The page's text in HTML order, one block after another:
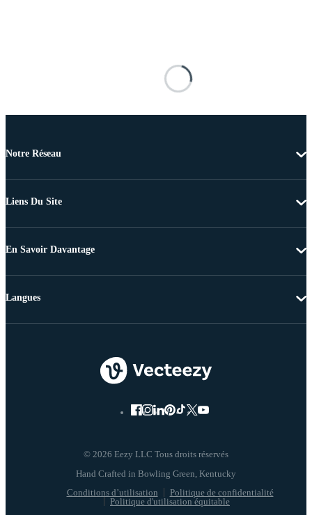
Notre Réseau
Liens Du Site
En Savoir Davantage
© 2026 Eezy LLC Tous droits réservés
Conditions d’utilisation
Politique de confidentialité
Politique d'utilisation équitable
Langues